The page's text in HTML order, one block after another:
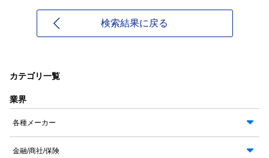
検索結果に戻る
カテゴリ一覧
業界
各種メーカー
金融/商社/保険